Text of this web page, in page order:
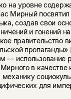
на уровне
Мирный посвятил
создав свои
и гонений на
правительство
пропаганды»
— использование
в качестве
для